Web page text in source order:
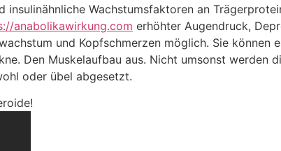
Wachstumsfaktoren an
anabolikawirkung.com erhöhter Augendruck,
und Kopfschmerzen möglich. Sie können
Den Muskelaufbau aus. Nicht umsonst werden
oder übel abgesetzt.